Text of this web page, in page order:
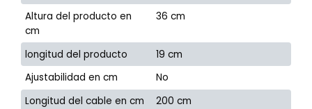
Altura del producto en
cm
36 cm
longitud del producto
19 cm
Ajustabilidad en cm
No
Longitud del cable en cm
200 cm